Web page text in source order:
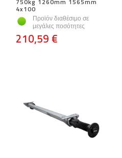
4x100
Προϊόν διαθέσιμο σε
μεγάλες ποσότητες
210,59 €